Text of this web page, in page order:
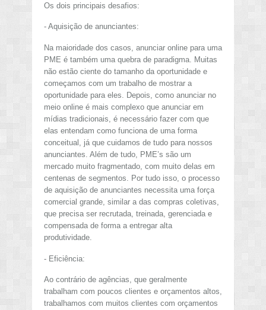
Os dois principais desafios:
- Aquisição de anunciantes:
Na maioridade dos casos, anunciar online para uma
PME é também uma quebra de paradigma. Muitas
não estão ciente do tamanho da oportunidade e
começamos com um trabalho de mostrar a
oportunidade para eles. Depois, como anunciar no
meio online é mais complexo que anunciar em
mídias tradicionais, é necessário fazer com que
elas entendam como funciona de uma forma
conceitual, já que cuidamos de tudo para nossos
anunciantes. Além de tudo, PME’s são um
mercado muito fragmentado, com muito delas em
centenas de segmentos. Por tudo isso, o processo
de aquisição de anunciantes necessita uma força
comercial grande, similar a das compras coletivas,
que precisa ser recrutada, treinada, gerenciada e
compensada de forma a entregar alta
produtividade.
- Eficiência:
Ao contrário de agências, que geralmente
trabalham com poucos clientes e orçamentos altos,
trabalhamos com muitos clientes com orçamentos